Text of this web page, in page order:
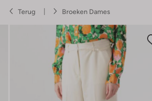
Terug Broeken Dames